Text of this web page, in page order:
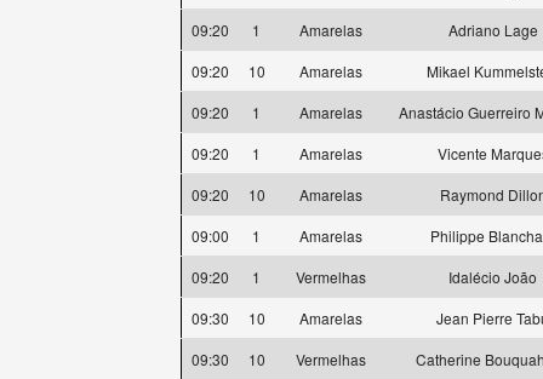
09:20
1 Amarelas
Adriano Lage
09:20
10 Amarelas
Mikael
09:20
1 Amarelas
Anastácio Guerreiro
09:20
1 Amarelas
Vicente
09:20
10 Amarelas
Raymond
09:00
1 Amarelas
Philippe
09:20
1 Vermelhas
Idalécio João
09:30
10 Amarelas
Jean Pierre
09:30
10 Vermelhas
Catherine